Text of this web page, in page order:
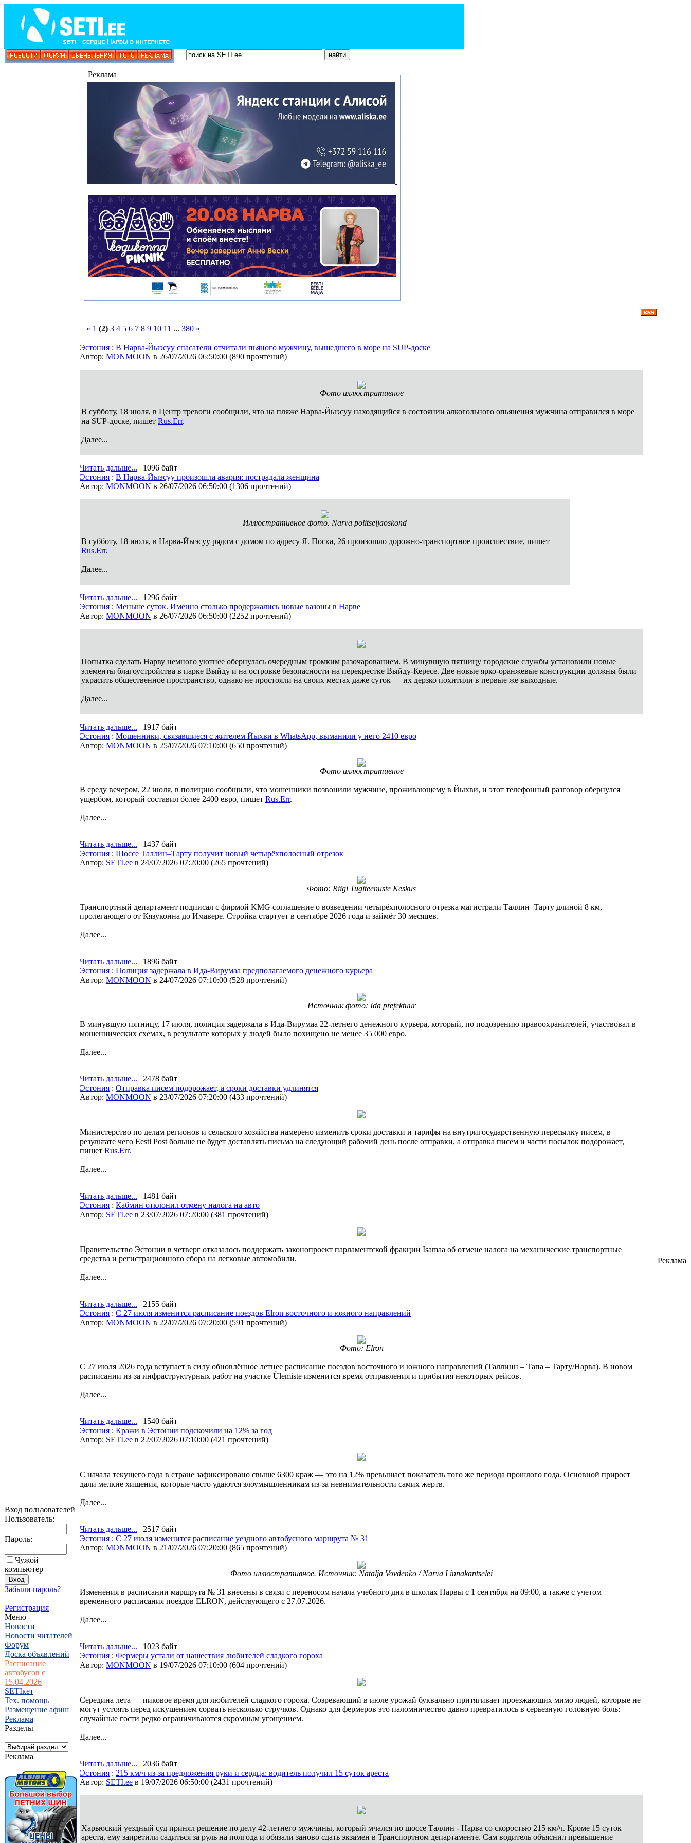
Вход пользователей
Пользователь:
Пароль:
Чужой
компьютер
Забыли пароль?
Регистрация
Меню
Новости
Новости читателей
Форум
Доска объявлений
Расписание
автобусов с
15.04.2026
SETIкет
Тех. помощь
Размещение афиш
Реклама
Разделы
Реклама
Реклама
« 1 (2) 3 4 5 6 7 8 9 10 11 ... 380 »
Эстония : В Нарва-Йыэсуу спасатели отчитали пьяного мужчину, вышедшего в море на SUP-доске
Автор: MONMOON в 26/07/2026 06:50:00 (890 прочтений)
Фото иллюстративное
В субботу, 18 июля, в Центр тревоги сообщили, что на пляже Нарва-Йыэсуу находящийся в состоянии алкогольного опьянения мужчина отправился в море
на SUP-доске, пишет Rus.Err.
Далее...
Читать дальше... | 1096 байт
Эстония : В Нарва-Йыэсуу произошла авария: пострадала женщина
Автор: MONMOON в 26/07/2026 06:50:00 (1306 прочтений)
Иллюстративное фото. Narva politseijaoskond
В субботу, 18 июля, в Нарва-Йыэсуу рядом с домом по адресу Я. Поска, 26 произошло дорожно-транспортное происшествие, пишет
Rus.Err.
Далее...
Читать дальше... | 1296 байт
Эстония : Меньше суток. Именно столько продержались новые вазоны в Нарве
Автор: MONMOON в 26/07/2026 06:50:00 (2252 прочтений)
Попытка сделать Нарву немного уютнее обернулась очередным громким разочарованием. В минувшую пятницу городские службы установили новые
элементы благоустройства в парке Выйду и на островке безопасности на перекрестке Выйду-Кересе. Две новые ярко-оранжевые конструкции должны были
украсить общественное пространство, однако не простояли на своих местах даже суток — их дерзко похитили в первые же выходные.
Далее...
Читать дальше... | 1917 байт
Эстония : Мошенники, связавшиеся с жителем Йыхви в WhatsApp, выманили у него 2410 евро
Автор: MONMOON в 25/07/2026 07:10:00 (650 прочтений)
Фото иллюстративное
В среду вечером, 22 июля, в полицию сообщили, что мошенники позвонили мужчине, проживающему в Йыхви, и этот телефонный разговор обернулся
ущербом, который составил более 2400 евро, пишет Rus.Err.
Далее...
Читать дальше... | 1437 байт
Эстония : Шоссе Таллин–Тарту получит новый четырёхполосный отрезок
Автор: SETI.ee в 24/07/2026 07:20:00 (265 прочтений)
Фото: Riigi Tugiteenuste Keskus
Транспортный департамент подписал с фирмой KMG соглашение о возведении четырёхполосного отрезка магистрали Таллин–Тарту длиной 8 км,
пролегающего от Кязуконна до Имавере. Стройка стартует в сентябре 2026 года и займёт 30 месяцев.
Далее...
Читать дальше... | 1896 байт
Эстония : Полиция задержала в Ида-Вирумаа предполагаемого денежного курьера
Автор: MONMOON в 24/07/2026 07:10:00 (528 прочтений)
Источник фото: Ida prefektuur
В минувшую пятницу, 17 июля, полиция задержала в Ида-Вирумаа 22-летнего денежного курьера, который, по подозрению правоохранителей, участвовал в
мошеннических схемах, в результате которых у людей было похищено не менее 35 000 евро.
Далее...
Читать дальше... | 2478 байт
Эстония : Отправка писем подорожает, а сроки доставки удлинятся
Автор: MONMOON в 23/07/2026 07:20:00 (433 прочтений)
Министерство по делам регионов и сельского хозяйства намерено изменить сроки доставки и тарифы на внутригосударственную пересылку писем, в
результате чего Eesti Post больше не будет доставлять письма на следующий рабочий день после отправки, а отправка писем и части посылок подорожает,
пишет Rus.Err.
Далее...
Читать дальше... | 1481 байт
Эстония : Кабмин отклонил отмену налога на авто
Автор: SETI.ee в 23/07/2026 07:20:00 (381 прочтений)
Правительство Эстонии в четверг отказалось поддержать законопроект парламентской фракции Isamaa об отмене налога на механические транспортные
средства и регистрационного сбора на легковые автомобили.
Далее...
Читать дальше... | 2155 байт
Эстония : С 27 июля изменится расписание поездов Elron восточного и южного направлений
Автор: MONMOON в 22/07/2026 07:20:00 (591 прочтений)
Фото: Elron
С 27 июля 2026 года вступает в силу обновлённое летнее расписание поездов восточного и южного направлений (Таллинн – Тапа – Тарту/Нарва). В новом
расписании из-за инфраструктурных работ на участке Ülemiste изменится время отправления и прибытия некоторых рейсов.
Далее...
Читать дальше... | 1540 байт
Эстония : Кражи в Эстонии подскочили на 12% за год
Автор: SETI.ee в 22/07/2026 07:10:00 (421 прочтений)
С начала текущего года в стране зафиксировано свыше 6300 краж — это на 12% превышает показатель того же периода прошлого года. Основной прирост
дали мелкие хищения, которые часто удаются злоумышленникам из-за невнимательности самих жертв.
Далее...
Читать дальше... | 2517 байт
Эстония : С 27 июля изменится расписание уездного автобусного маршрута № 31
Автор: MONMOON в 21/07/2026 07:20:00 (865 прочтений)
Фото иллюстративное. Источник: Natalja Vovdenko / Narva Linnakantselei
Изменения в расписании маршрута № 31 внесены в связи с переносом начала учебного дня в школах Нарвы с 1 сентября на 09:00, а также с учетом
временного расписания поездов ELRON, действующего с 27.07.2026.
Далее...
Читать дальше... | 1023 байт
Эстония : Фермеры устали от нашествия любителей сладкого гороха
Автор: MONMOON в 19/07/2026 07:10:00 (604 прочтений)
Середина лета — пиковое время для любителей сладкого гороха. Созревающий в июле урожай буквально притягивает проезжающих мимо людей, которые не
могут устоять перед искушением сорвать несколько стручков. Однако для фермеров это паломничество давно превратилось в серьезную головную боль:
случайные гости редко ограничиваются скромным угощением.
Далее...
Читать дальше... | 2036 байт
Эстония : 215 км/ч из-за предложения руки и сердца: водитель получил 15 суток ареста
Автор: SETI.ee в 19/07/2026 06:50:00 (2431 прочтений)
Харьюский уездный суд принял решение по делу 42-летнего мужчины, который мчался по шоссе Таллин - Нарва со скоростью 215 км/ч. Кроме 15 суток
ареста, ему запретили садиться за руль на полгода и обязали заново сдать экзамен в Транспортном департаменте. Сам водитель объяснил превышение
Реклама